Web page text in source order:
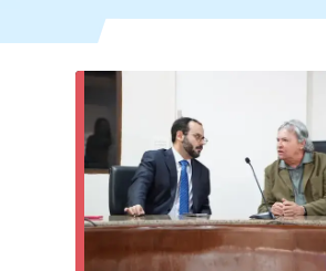
Notícias